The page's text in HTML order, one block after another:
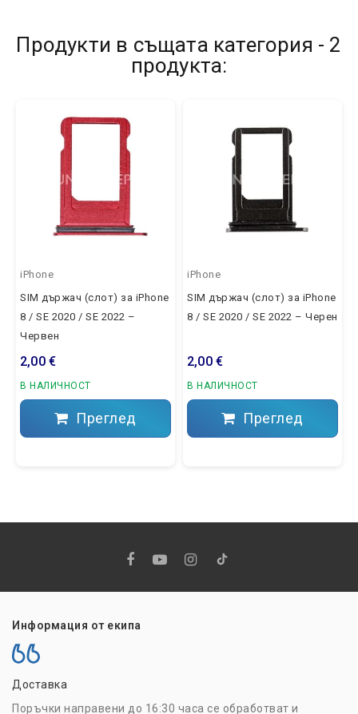
Продукти в същата категория - 2
продукта:
iPhone
SIM държач (слот) за iPhone
8 / SE 2020 / SE 2022 –
Червен
2,00 €
В НАЛИЧНОСТ
Преглед
iPhone
SIM държач (слот) за iPhone
8 / SE 2020 / SE 2022 – Черен
2,00 €
В НАЛИЧНОСТ
Преглед
Информация от екипа
Доставка
Поръчки направени до 16:30 часа се обработват и